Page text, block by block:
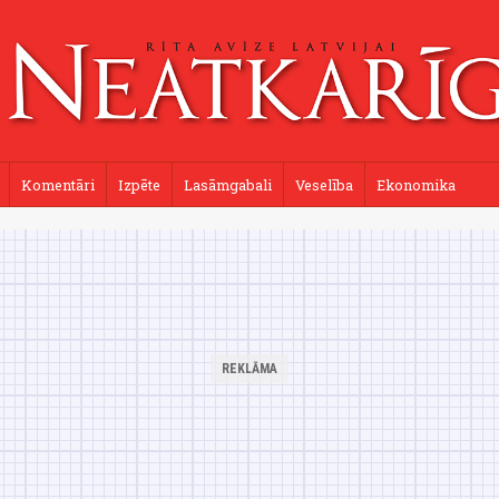
Komentāri Izpēte Lasāmgabali Veselība Ekonomika